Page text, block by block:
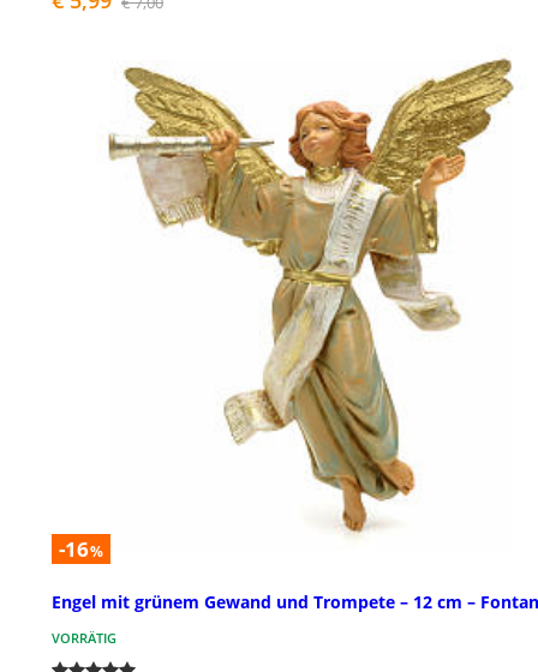
-16%
Engel mit grünem Gewand und Trompete – 12 cm –
VORRÄTIG